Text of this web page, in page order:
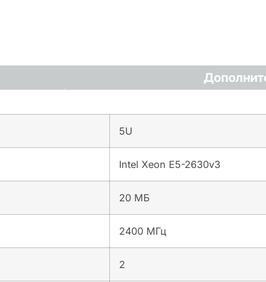
5U
Intel Xeon E5-2630v3
20 МБ
2400 МГц
2